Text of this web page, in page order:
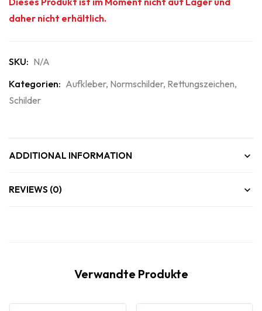
daher nicht erhältlich.
SKU: N/A
Kategorien: Aufkleber, Normschilder, Rettungszeichen,
Schilder
ADDITIONAL INFORMATION
REVIEWS (0)
Verwandte Produkte